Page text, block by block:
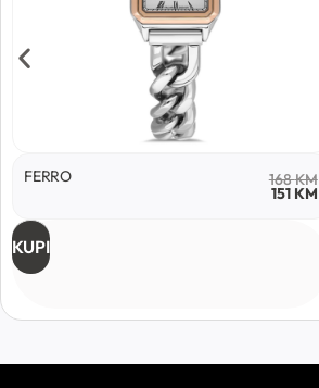
FERRO 168KM
151 KM
KUPI